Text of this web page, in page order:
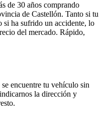
de 30 años comprando
de Castellón. Tanto si tu
si ha sufrido un accidente, lo
del mercado. Rápido,
encuentre tu vehículo sin
la dirección y